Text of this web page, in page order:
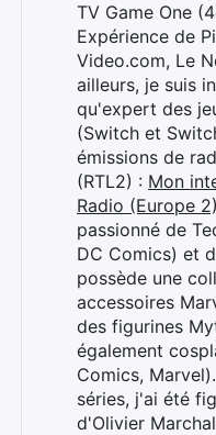
TV Game One
Expérience de
Video.com, Le
ailleurs, je suis
qu'expert des
(Switch et
émissions de
(RTL2) : Mon
Radio (Europe 2)
passionné de
DC Comics) et
possède une
accessoires
des figurines
également
Comics,
séries, j'ai été
d'Olivier